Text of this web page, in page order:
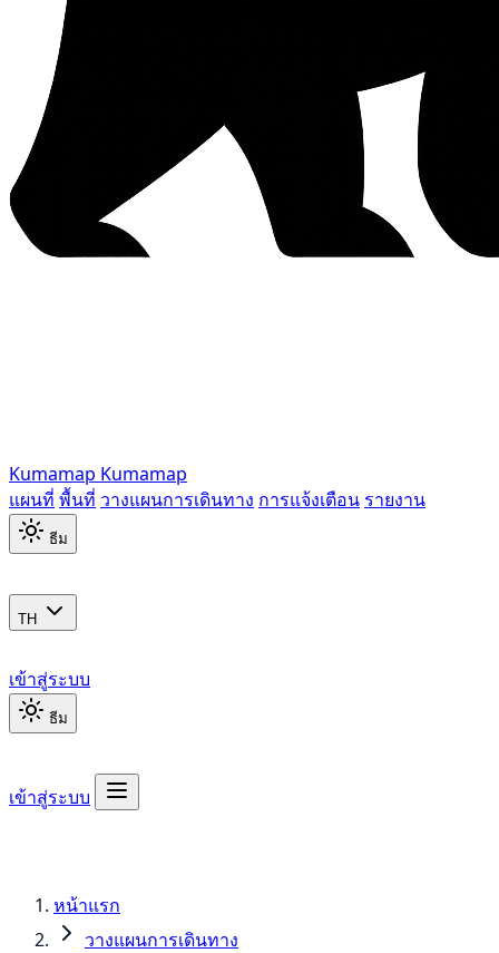
Kumamap Kumamap
แผนที่ พื้นที่ วางแผนการเดินทาง การแจ้งเตือน รายงาน
ธีม
TH
เข้าสู่ระบบ
ธีม
เข้าสู่ระบบ
หน้าแรก
วางแผนการเดินทาง